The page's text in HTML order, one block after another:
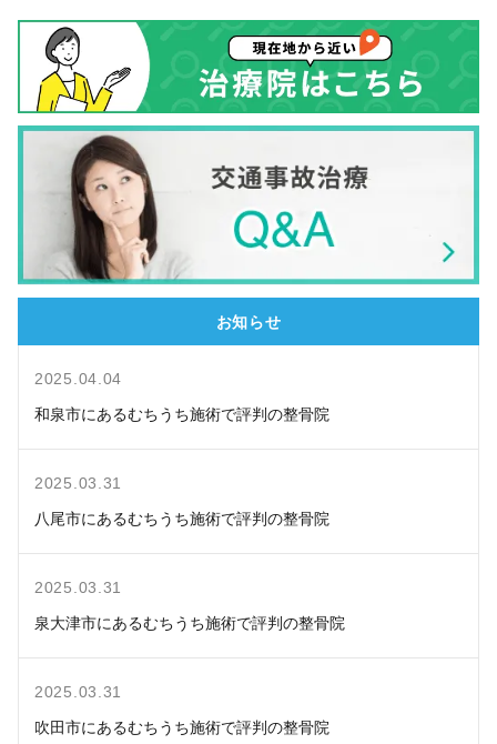
お知らせ
2025.04.04
和泉市にあるむちうち施術で評判の整骨院
2025.03.31
八尾市にあるむちうち施術で評判の整骨院
2025.03.31
泉大津市にあるむちうち施術で評判の整骨院
2025.03.31
吹田市にあるむちうち施術で評判の整骨院